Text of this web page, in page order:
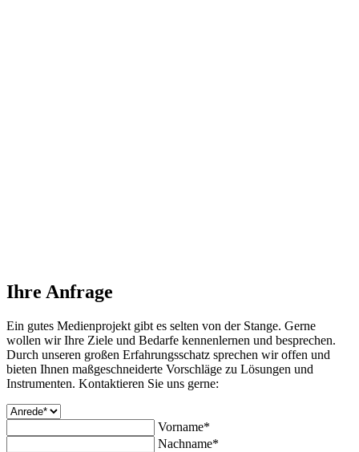
Ihre Anfrage
Ein gutes Medienprojekt gibt es selten von der Stange. Gerne
wollen wir Ihre Ziele und Bedarfe kennenlernen und besprechen.
Durch unseren großen Erfahrungsschatz sprechen wir offen und
bieten Ihnen maßgeschneiderte Vorschläge zu Lösungen und
Instrumenten. Kontaktieren Sie uns gerne:
Vorname*
Nachname*